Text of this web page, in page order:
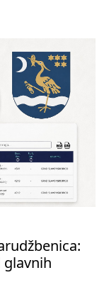
glavnih